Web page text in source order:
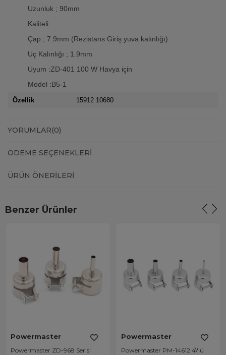
Uzunluk ; 90mm
Kaliteli
Çap ; 7.9mm (Rezistans Giriş yuva kalınlığı)
Uç Kalınlığı ; 1.9mm
Uyum :ZD-401 100 W Havya için
Model :B5-1
Özellik 15912 10680
YORUMLAR(0)
ÖDEME SEÇENEKLERI
ÜRÜN ÖNERILERI
Benzer Ürünler
Powermaster
Powermaster ZD-968 Serisi
Powermaster
Powermaster PM-14612 4\'lü